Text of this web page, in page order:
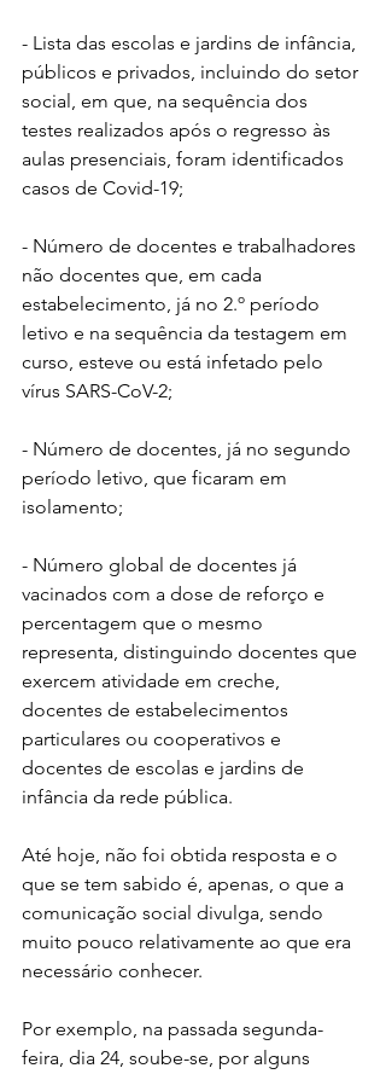
- Lista das escolas e jardins de infância,
públicos e privados, incluindo do setor
social, em que, na sequência dos
testes realizados após o regresso às
aulas presenciais, foram identificados
casos de Covid-19;
- Número de docentes e trabalhadores
não docentes que, em cada
estabelecimento, já no 2.º período
letivo e na sequência da testagem em
curso, esteve ou está infetado pelo
vírus SARS-CoV-2;
- Número de docentes, já no segundo
período letivo, que ficaram em
isolamento;
- Número global de docentes já
vacinados com a dose de reforço e
percentagem que o mesmo
representa, distinguindo docentes que
exercem atividade em creche,
docentes de estabelecimentos
particulares ou cooperativos e
docentes de escolas e jardins de
infância da rede pública.
Até hoje, não foi obtida resposta e o
que se tem sabido é, apenas, o que a
comunicação social divulga, sendo
muito pouco relativamente ao que era
necessário conhecer.
Por exemplo, na passada segunda-
feira, dia 24, soube-se, por alguns